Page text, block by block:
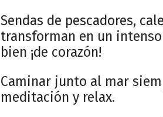
Sendas de pescadores,
transforman en un
bien ¡de corazón!
Caminar junto al mar
meditación y relax.